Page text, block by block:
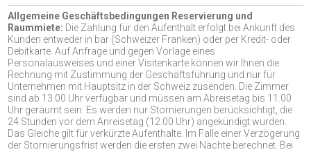
Allgemeine Geschäftsbedingungen Reservierung und
Raummiete:
Kunden entweder in bar (Schweizer Franken) oder per Kredit- oder
Debitkarte. Auf Anfrage und gegen Vorlage eines
Personalausweises und einer Visitenkarte können wir Ihnen die
Rechnung mit Zustimmung der Geschäftsführung und nur für
Unternehmen mit Hauptsitz in der Schweiz zusenden. Die Zimmer
sind ab 13.00 Uhr verfügbar und müssen am Abreisetag bis 11.00
Uhr geräumt sein. Es werden nur Stornierungen berücksichtigt, die
24 Stunden vor dem Anreisetag (12.00 Uhr) angekündigt wurden.
Das Gleiche gilt für verkürzte Aufenthalte. Im Falle einer Verzögerung
der Stornierungsfrist werden die ersten zwei Nächte berechnet. Bei